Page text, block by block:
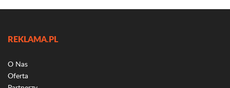
REKLAMA.PL
O Nas
Oferta